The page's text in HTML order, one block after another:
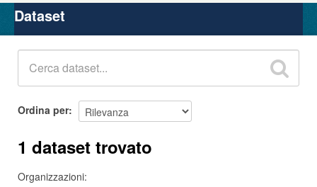
Organizzazioni
Gruppi
Dataset
Ordina per
1 dataset trovato
Organizzazioni: